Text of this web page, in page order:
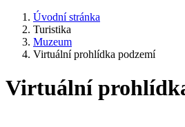
Úvodní stránka
Turistika
Muzeum
Virtuální prohlídka podzemí
Virtuální